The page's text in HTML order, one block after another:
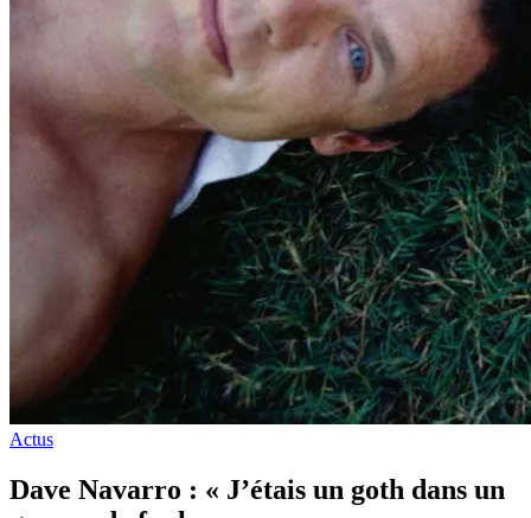
Actus
Dave Navarro : « J’étais un goth dans un